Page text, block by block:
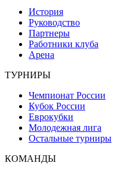
История
Руководство
Партнеры
Работники клуба
Арена
ТУРНИРЫ
Чемпионат России
Кубок России
Еврокубки
Молодежная лига
Остальные турниры
КОМАНДЫ